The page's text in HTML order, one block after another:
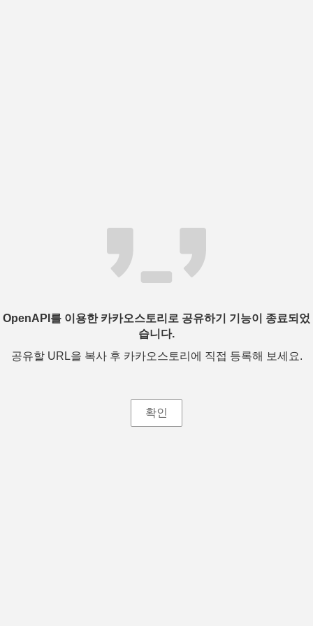
OpenAPI를 이용한 카카오스토리로 공유하기 기능이 종료되었
습니다.
공유할 URL을 복사 후 카카오스토리에 직접 등록해 보세요.
확인